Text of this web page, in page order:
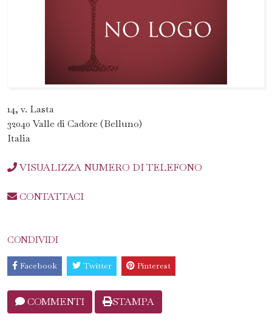
14, v. Lasta
32040 Valle di Cadore (Belluno)
Italia
VISUALIZZA NUMERO DI TELEFONO
CONTATTACI
CONDIVIDI
Facebook Twitter Pinterest
COMMENTI STAMPA